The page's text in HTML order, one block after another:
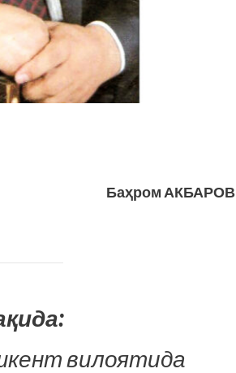
Баҳром АКБАРОВ
вилоятида